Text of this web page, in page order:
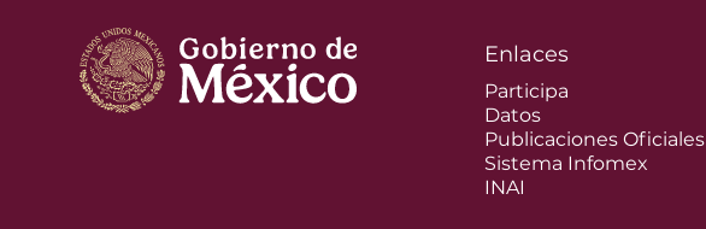
Enlaces
Participa
Datos
Publicaciones Oficiales
Sistema Infomex
INAI